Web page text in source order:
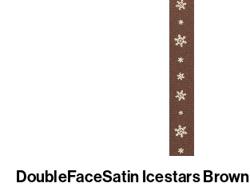
DoubleFaceSatin Icestars Brown